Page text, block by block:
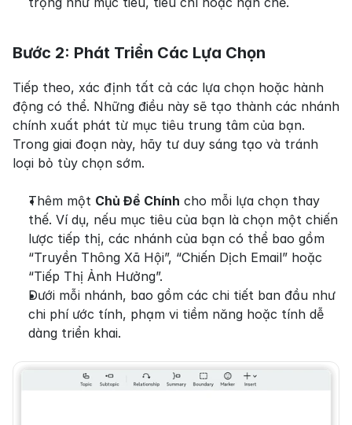
Bước 2: Phát Triển Các Lựa Chọn
Tiếp theo, xác định tất cả các lựa chọn hoặc hành
động có thể. Những điều này sẽ tạo thành các nhánh
chính xuất phát từ mục tiêu trung tâm của bạn.
Trong giai đoạn này, hãy tư duy sáng tạo và tránh
loại bỏ tùy chọn sớm.
Thêm một Chủ Đề Chính cho mỗi lựa chọn thay
thế. Ví dụ, nếu mục tiêu của bạn là chọn một chiến
lược tiếp thị, các nhánh của bạn có thể bao gồm
“Truyền Thông Xã Hội”, “Chiến Dịch Email” hoặc
“Tiếp Thị Ảnh Hưởng”.
Dưới mỗi nhánh, bao gồm các chi tiết ban đầu như
chi phí ước tính, phạm vi tiềm năng hoặc tính dễ
dàng triển khai.